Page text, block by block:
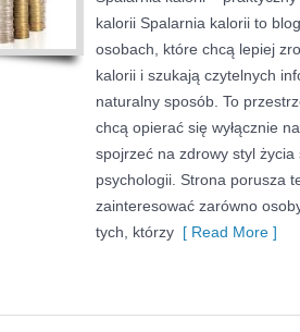
kalorii Spalarnia kalorii to
osobach, które chcą lepiej
kalorii i szukają czytelnych
naturalny sposób. To
chcą opierać się wyłącznie
spojrzeć na zdrowy styl
psychologii. Strona porusza
zainteresować zarówno
tych, którzy [ Read More ]